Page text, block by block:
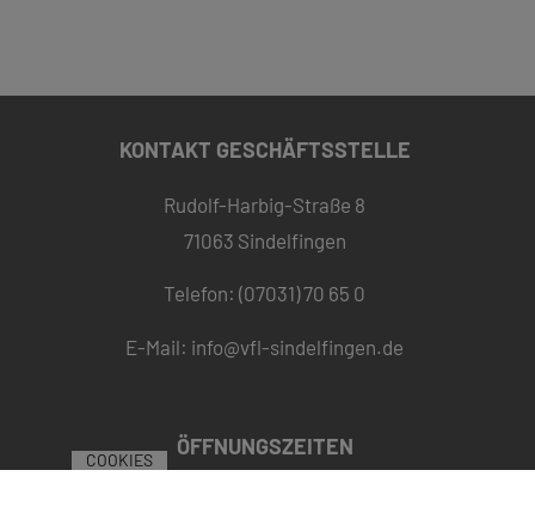
KONTAKT GESCHÄFTSSTELLE
Rudolf-Harbig-Straße 8
71063 Sindelfingen
Telefon: (07031) 70 65 0
E-Mail: info@vfl-sindelfingen.de
ÖFFNUNGSZEITEN
COOKIES